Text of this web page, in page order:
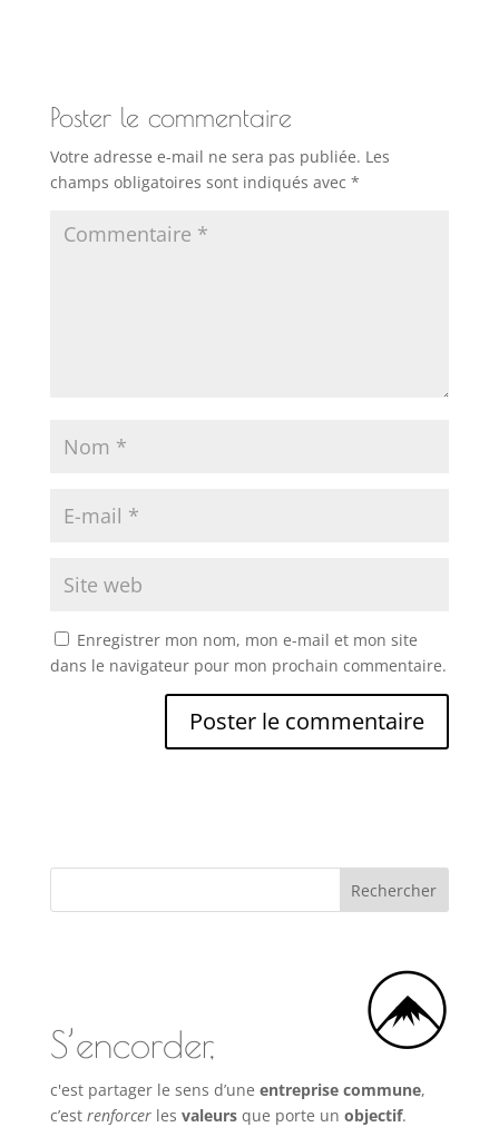
Poster le commentaire
Votre adresse e-mail ne sera pas publiée. Les
champs obligatoires sont indiqués avec *
Enregistrer mon nom, mon e-mail et mon site
dans le navigateur pour mon prochain commentaire.
S’encorder,
c'est partager le sens d’une entreprise commune,
c’est renforcerles valeursque porte un objectif.